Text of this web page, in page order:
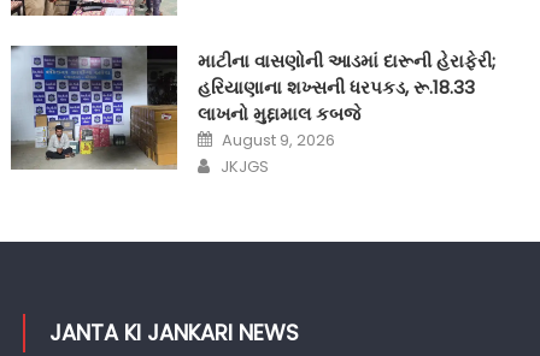
માટીના વાસણોની આડમાં દારૂની હેરાફેરી;
હરિયાણાના શખ્સની ધરપકડ, રૂ.18.33
લાખનો મુદ્દામાલ કબજે
Posted
on
August 9, 2026
Author
JKJGS
JANTA KI JANKARI NEWS